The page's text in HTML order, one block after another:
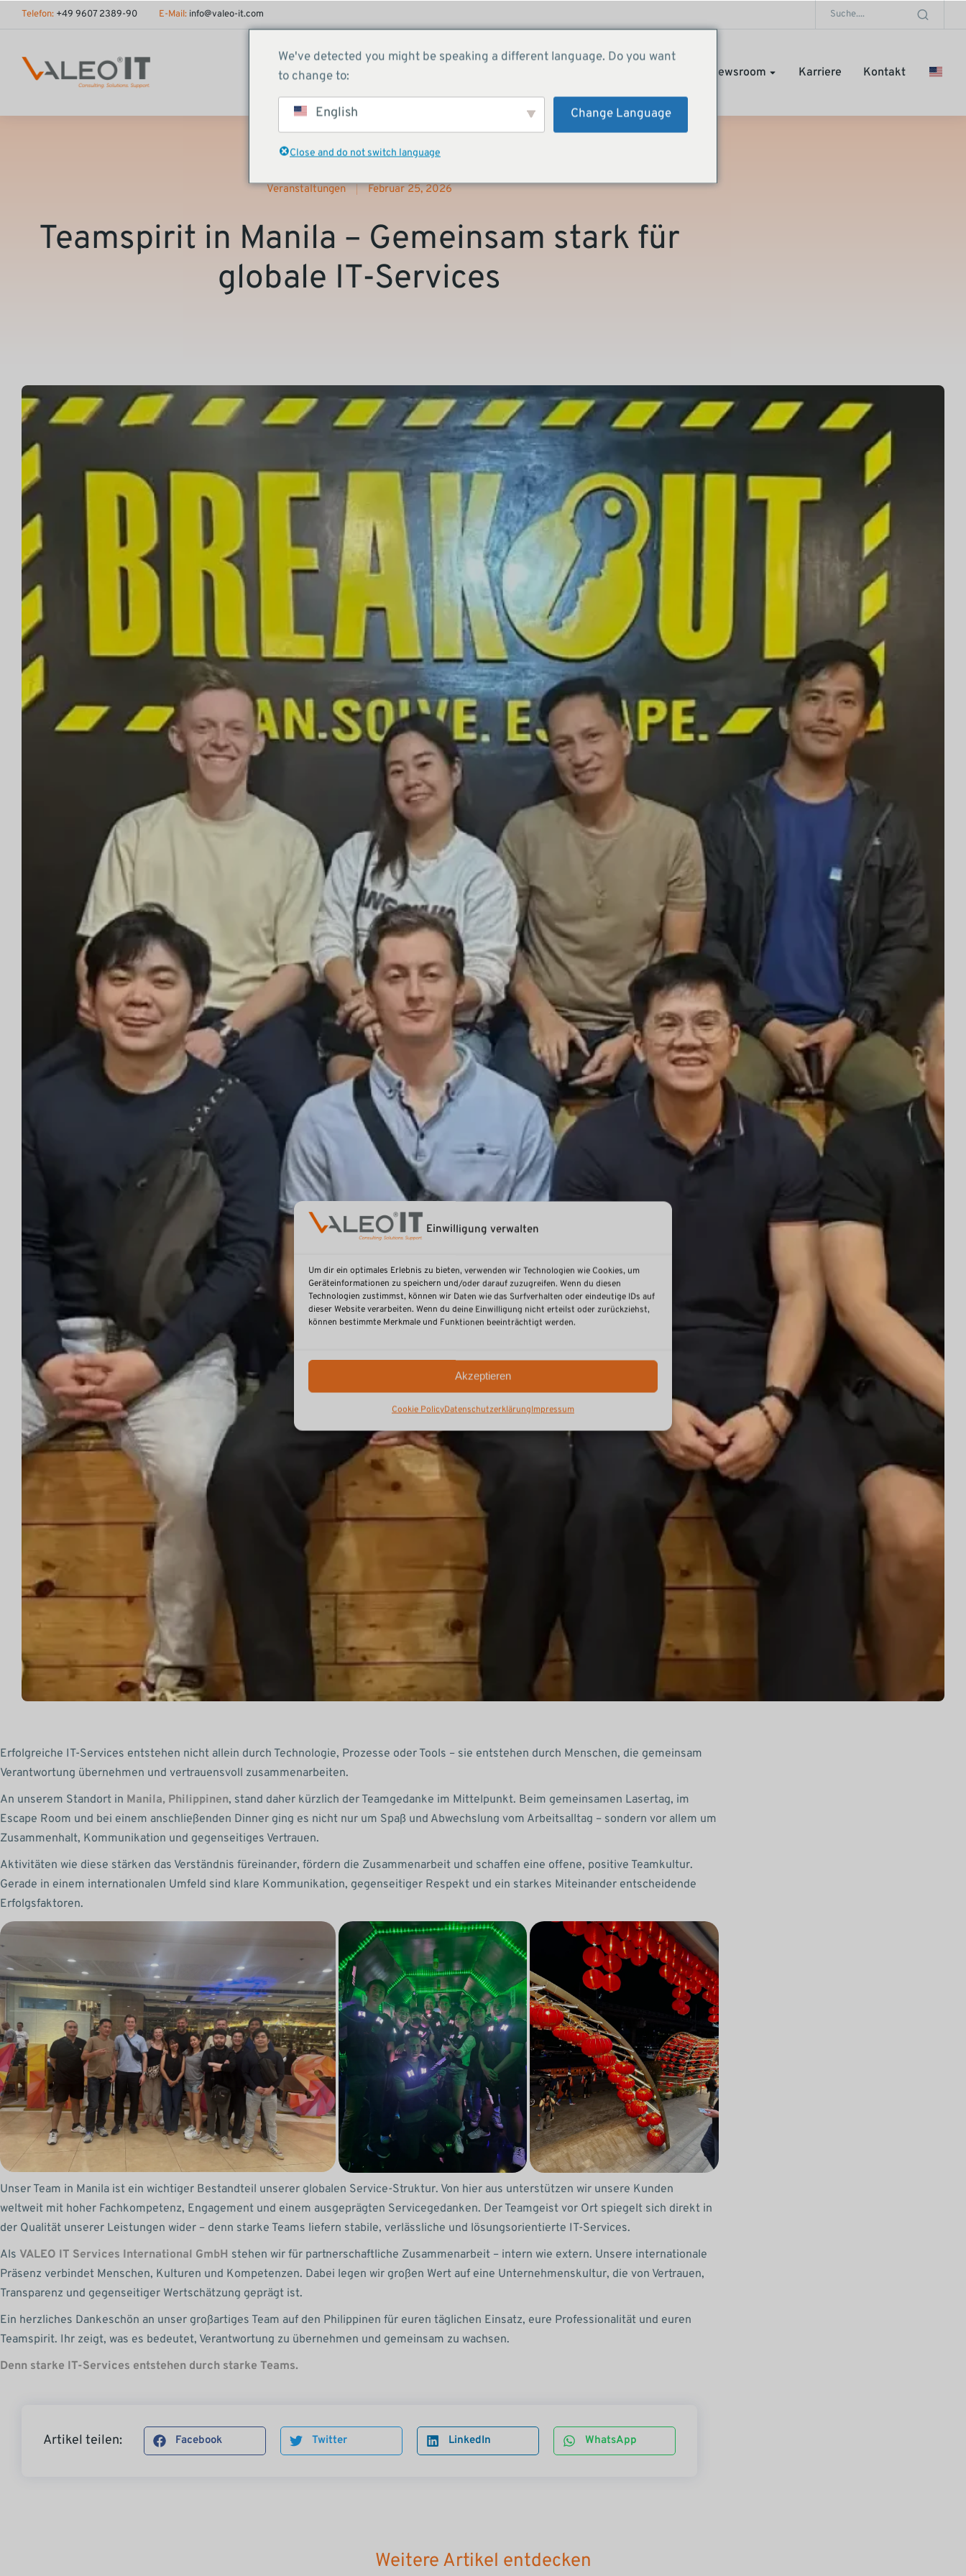
Einwilligung verwalten
Um dir ein optimales Erlebnis zu bieten, verwenden wir Technologien wie Cookies, um
Geräteinformationen zu speichern und/oder darauf zuzugreifen. Wenn du diesen
Technologien zustimmst, können wir Daten wie das Surfverhalten oder eindeutige IDs auf
dieser Website verarbeiten. Wenn du deine Einwilligung nicht erteilst oder zurückziehst,
können bestimmte Merkmale und Funktionen beeinträchtigt werden.
Akzeptieren
Cookie PolicyDatenschutzerklärungImpressum
springen
Telefon: +49 9607 2389-90 E-Mail: info@valeo-it.com
Newsroom Karriere Kontakt
Veranstaltungen Februar 25, 2026
Teamspirit in Manila – Gemeinsam stark für
globale IT-Services
Erfolgreiche IT-Services entstehen nicht allein durch Technologie, Prozesse oder Tools – sie entstehen durch Menschen, die gemeinsam
Verantwortung übernehmen und vertrauensvoll zusammenarbeiten.
An unserem Standort in Manila, Philippinen, stand daher kürzlich der Teamgedanke im Mittelpunkt. Beim gemeinsamen Lasertag, im
Escape Room und bei einem anschließenden Dinner ging es nicht nur um Spaß und Abwechslung vom Arbeitsalltag – sondern vor allem um
Zusammenhalt, Kommunikation und gegenseitiges Vertrauen.
Aktivitäten wie diese stärken das Verständnis füreinander, fördern die Zusammenarbeit und schaffen eine offene, positive Teamkultur.
Gerade in einem internationalen Umfeld sind klare Kommunikation, gegenseitiger Respekt und ein starkes Miteinander entscheidende
Erfolgsfaktoren.
Unser Team in Manila ist ein wichtiger Bestandteil unserer globalen Service-Struktur. Von hier aus unterstützen wir unsere Kunden
weltweit mit hoher Fachkompetenz, Engagement und einem ausgeprägten Servicegedanken. Der Teamgeist vor Ort spiegelt sich direkt in
der Qualität unserer Leistungen wider – denn starke Teams liefern stabile, verlässliche und lösungsorientierte IT-Services.
Als VALEO IT Services International GmbH stehen wir für partnerschaftliche Zusammenarbeit – intern wie extern. Unsere internationale
Präsenz verbindet Menschen, Kulturen und Kompetenzen. Dabei legen wir großen Wert auf eine Unternehmenskultur, die von Vertrauen,
Transparenz und gegenseitiger Wertschätzung geprägt ist.
Ein herzliches Dankeschön an unser großartiges Team auf den Philippinen für euren täglichen Einsatz, eure Professionalität und euren
Teamspirit. Ihr zeigt, was es bedeutet, Verantwortung zu übernehmen und gemeinsam zu wachsen.
Denn starke IT-Services entstehen durch starke Teams.
Artikel teilen: Facebook Twitter LinkedIn WhatsApp
Weitere Artikel entdecken
We've detected you might be speaking a different language. Do you want
to change to:
English Change Language
Close and do not switch language